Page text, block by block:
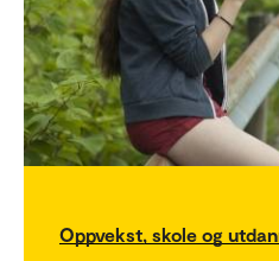
Oppvekst, skole og